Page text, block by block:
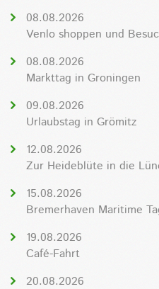
08.08.2026
Venlo shoppen und
08.08.2026
Markttag in Groningen
09.08.2026
Urlaubstag in Grömitz
12.08.2026
Zur Heideblüte in die
15.08.2026
Bremerhaven Maritime
19.08.2026
Café-Fahrt
20.08.2026